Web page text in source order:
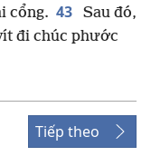
cổng. 43
Sau đó,
đi chúc phước
Tiếp theo